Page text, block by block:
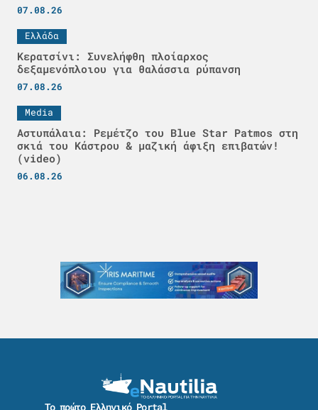
07.08.26
Ελλάδα
Κερατσίνι: Συνελήφθη πλοίαρχος
δεξαμενόπλοιου για θαλάσσια ρύπανση
07.08.26
Media
Αστυπάλαια: Ρεμέτζο του Blue Star Patmos στη
σκιά του Κάστρου & μαζική άφιξη επιβατών!
(video)
06.08.26
Το πρώτο Ελληνικό Portal